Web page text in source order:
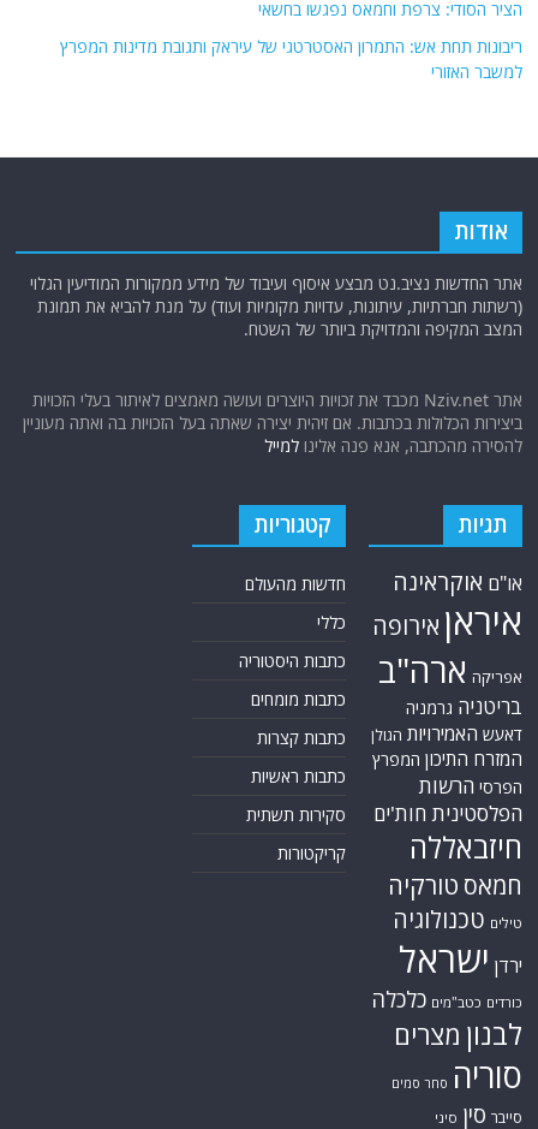
ברוכים הבאים לתיאטרון הבובות האיראני-אמריקאי . ההצגה הכי מכורה בעיר.
דעה!
מתמיכה בנסראללה למקלט באירופה: הקשרים החשאיים של קצינים בכירים
אתר החדשות נציב.נט מבצע איסוף ועיבוד של מידע ממקורות המודיעין הגלוי
(רשתות חברתיות, עיתונות, עדויות מקומיות ועוד) על מנת להביא את תמונת
המצב המקיפה והמדויקת ביותר של השטח.
אתר Nziv.net מכבד את זכויות היוצרים ועושה מאמצים לאיתור בעלי הזכויות
ביצירות הכלולות בכתבות. אם זיהית יצירה שאתה בעל הזכויות בה ואתה מעוניין
להסירה מהכתבה, אנא פנה אלינו למייל
או"ם אוקראינה
איראןאירופה
אפריקה ארה"ב
בריטניה גרמניה
דאעש האמירויות
המזרח התיכון המפרץ
הפרסי הרשות
חות'ים
חיזבאללה
חמאסטורקיה
טכנולוגיה
ירדן ישראל
קטגוריות
חדשות מהעולם
כללי
כתבות היסטוריה
כתבות מומחים
כתבות קצרות